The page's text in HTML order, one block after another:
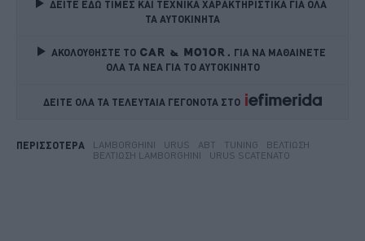
ΔΕΙΤΕ ΕΔΩ ΤΙΜΕΣ ΚΑΙ ΤΕΧΝΙΚΑ ΧΑΡΑΚΤΗΡΙΣΤΙΚΑ ΓΙΑ ΟΛΑ
ΤΑ ΑΥΤΟΚΙΝΗΤΑ
ΑΚΟΛΟΥΘΗΣΤΕ ΤΟ
ΓΙΑ ΝΑ ΜΑΘΑΙΝΕΤΕ
ΟΛΑ ΤΑ ΝΕΑ ΓΙΑ ΤΟ ΑΥΤΟΚΙΝΗΤΟ
ΔΕΙΤΕ ΟΛΑ ΤΑ ΤΕΛΕΥΤΑΙΑ ΓΕΓΟΝΟΤΑ ΣΤΟ
ΠΕΡΙΣΣΟΤΕΡΑ LAMBORGHINI URUS ABT TUNING
ΒΕΛΤΊΩΣΗ
ΒΕΛΤΊΩΣΗ LAMBORGHINI
URUS SCATENATO